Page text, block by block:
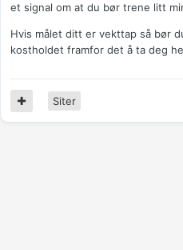
et signal om at du bør trene litt
Hvis målet ditt er vekttap så bør
kostholdet framfor det å ta deg
Siter